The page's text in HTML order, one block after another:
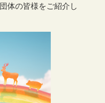
体の皆様をご紹介し